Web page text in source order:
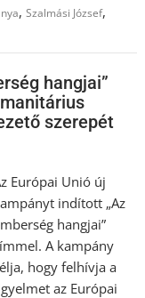
,Szalmási József,
hangjai”
szerepét
Európai Unió új
indított „Az
hangjai”
A kampány
hogy felhívja a
az Európai